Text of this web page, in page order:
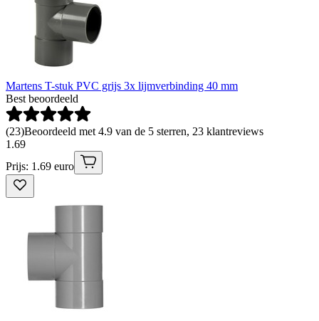
Martens T-stuk PVC grijs 3x lijmverbinding 40 mm
Best beoordeeld
(23)Beoordeeld met 4.9 van de 5 sterren, 23 klantreviews
1.69
Prijs: 1.69 euro